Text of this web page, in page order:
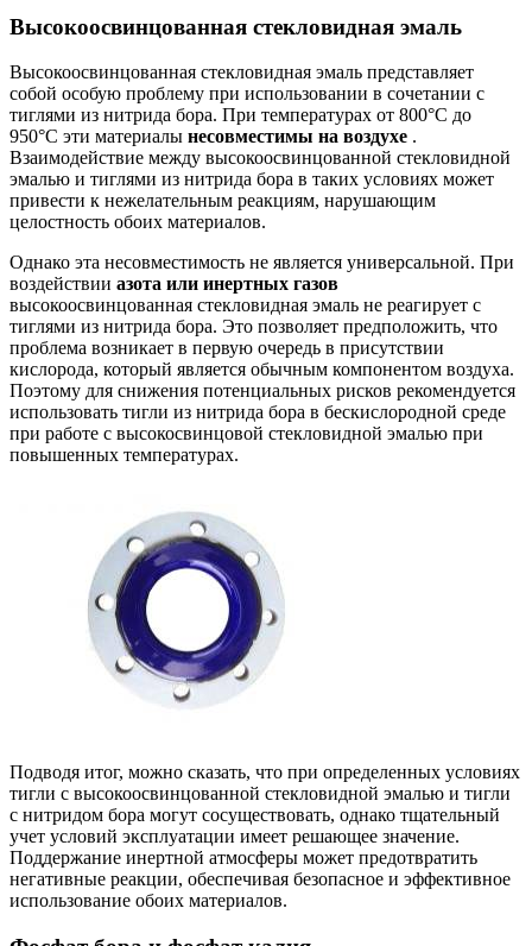
Высокоосвинцованная стекловидная эмаль
Высокоосвинцованная стекловидная эмаль представляет
собой особую проблему при использовании в сочетании с
тиглями из нитрида бора. При температурах от 800°C до
950°C эти материалы несовместимы на воздухе .
Взаимодействие между высокоосвинцованной стекловидной
эмалью и тиглями из нитрида бора в таких условиях может
привести к нежелательным реакциям, нарушающим
целостность обоих материалов.
Однако эта несовместимость не является универсальной. При
воздействии азота или инертных газов
высокоосвинцованная стекловидная эмаль не реагирует с
тиглями из нитрида бора. Это позволяет предположить, что
проблема возникает в первую очередь в присутствии
кислорода, который является обычным компонентом воздуха.
Поэтому для снижения потенциальных рисков рекомендуется
использовать тигли из нитрида бора в бескислородной среде
при работе с высокосвинцовой стекловидной эмалью при
повышенных температурах.
Подводя итог, можно сказать, что при определенных условиях
тигли с высокоосвинцованной стекловидной эмалью и тигли
с нитридом бора могут сосуществовать, однако тщательный
учет условий эксплуатации имеет решающее значение.
Поддержание инертной атмосферы может предотвратить
негативные реакции, обеспечивая безопасное и эффективное
использование обоих материалов.